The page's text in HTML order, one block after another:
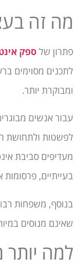
מה זה
פתרון שלספק
לתכנים מסוימים
ומבוקרת יותר.
עבור אנשים
לפשטות ולתחושת
מעדיפים סביבת
בעייתיים,
בנוסף, משפחות
שאינם מנוסים
למה